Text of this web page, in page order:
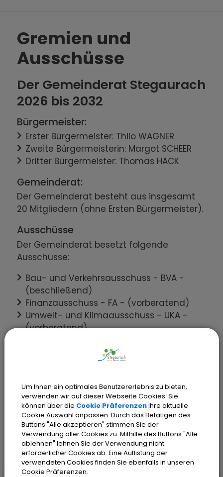
Gremien und
Ausschüsse
Der Gemeinderat Stegaurach
2026 bis 2032
Bürgermeister:
Erster Bürgermeister: Thilo WAGNER
Zweite Bürgermeisterin: Margot SCHEER
Dritter Bürgermeister: Thomas HACK
Gemeinderat:
Der Gemeinderat besteht aus insgesamt
20 Mitgliedern (ohne Ersten Bürgermeister).
Ausschüsse
Der Gemeinderat besetzt folgende
Ausschüsse:
Bau- und Verkehrsausschuss - BVA -
(beschließend)
Finanzausschuss - FA - (vorberatend)
Umwelt- und Klimaausschuss - UKA -
(vorberatend)
Sport - ASBKS - (vorberatend)
Rechnungsprüfungsausschuss - RPA -
Weitere Informationen zur Besetzung der
Ausschüsse
Gemeinde Stegaurach - Gemeinderat
2026-2032 - Sitzverteilung
Um Ihnen ein optimales Benutzererlebnis zu bieten,
verwenden wir auf dieser Webseite Cookies. Sie
können über die Cookie PräferenzenIhre aktuelle
Cookie Auswahl anpassen. Durch das Betätigen des
Buttons "Alle akzeptieren" stimmen Sie der
Verwendung aller Cookies zu. Mithilfe des Buttons "Alle
ablehnen" lehnen Sie der Verwendung nicht
erforderlicher Cookies ab. Eine Auflistung der
verwendeten Cookies finden Sie ebenfalls in unseren
Cookie Präferenzen.